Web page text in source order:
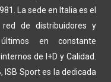
La sede en Italia es el
de distribuidores y
en constante
de I+D y Calidad.
ISB Sport es la dedicada